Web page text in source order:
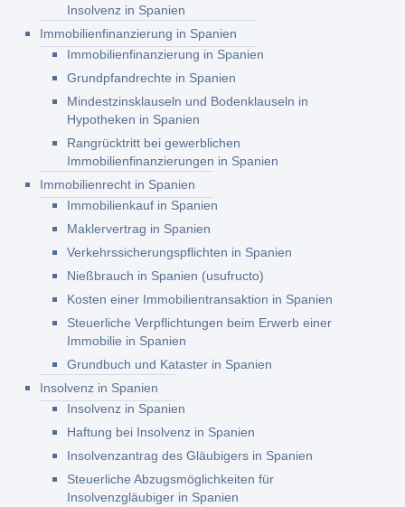
Insolvenz in Spanien
Immobilienfinanzierung in Spanien
Immobilienfinanzierung in Spanien
Grundpfandrechte in Spanien
Mindestzinsklauseln und Bodenklauseln in
Hypotheken in Spanien
Rangrücktritt bei gewerblichen
Immobilienfinanzierungen in Spanien
Immobilienrecht in Spanien
Immobilienkauf in Spanien
Maklervertrag in Spanien
Verkehrssicherungspflichten in Spanien
Nießbrauch in Spanien (usufructo)
Kosten einer Immobilientransaktion in Spanien
Steuerliche Verpflichtungen beim Erwerb einer
Immobilie in Spanien
Grundbuch und Kataster in Spanien
Insolvenz in Spanien
Insolvenz in Spanien
Haftung bei Insolvenz in Spanien
Insolvenzantrag des Gläubigers in Spanien
Steuerliche Abzugsmöglichkeiten für
Insolvenzgläubiger in Spanien